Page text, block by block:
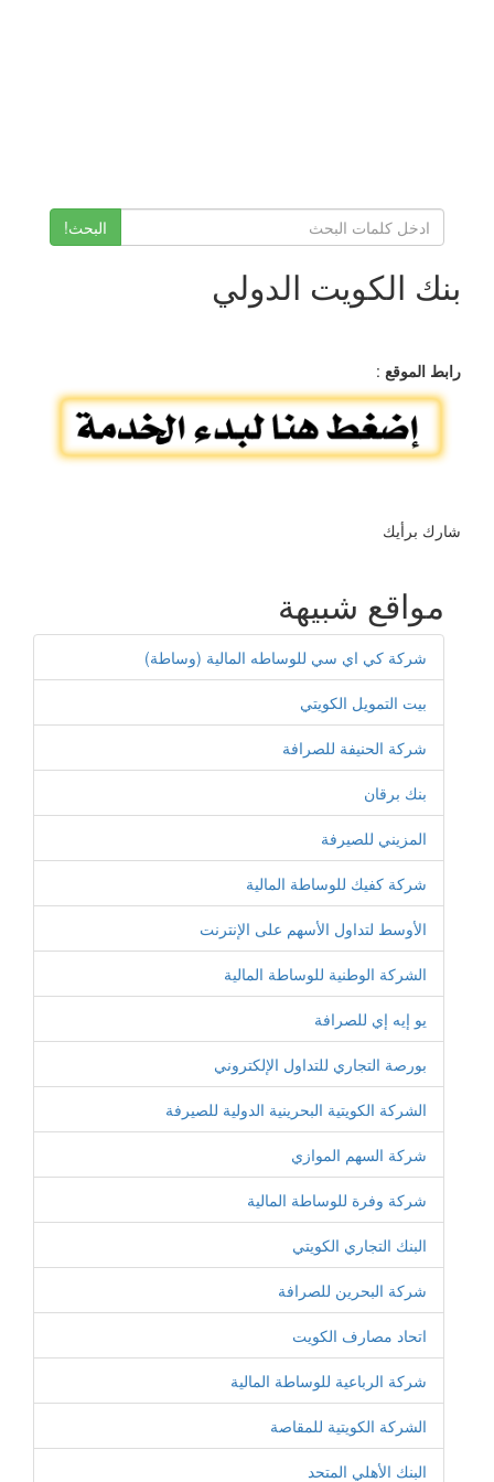
البحث!
بنك الكويت الدولي
رابط الموقع :
شارك برأيك
مواقع شبيهة
شركة كي اي سي للوساطه المالية (وساطة)
بيت التمويل الكويتي
شركة الحنيفة للصرافة
بنك برقان
المزيني للصيرفة
شركة كفيك للوساطة المالية
الأوسط لتداول الأسهم على الإنترنت
الشركة الوطنية للوساطة المالية
يو إيه إي للصرافة
بورصة التجاري للتداول الإلكتروني
الشركة الكويتية البحرينية الدولية للصيرفة
شركة السهم الموازي
شركة وفرة للوساطة المالية
البنك التجاري الكويتي
شركة البحرين للصرافة
اتحاد مصارف الكويت
شركة الرباعية للوساطة المالية
الشركة الكويتية للمقاصة
البنك الأهلي المتحد